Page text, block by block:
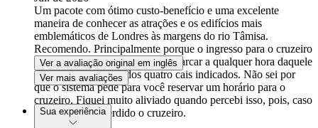
Um pacote com ótimo custo-benefício e uma excelente
maneira de conhecer as atrações e os edifícios mais
emblemáticos de Londres às margens do rio Tâmisa.
Recomendo. Principalmente porque o ingresso para o cruzeiro
fluvial é flexível; você pode embarcar a qualquer hora daquele
dia em qualquer um dos quatro cais indicados. Não sei por
que o sistema pede para você reservar um horário para o
cruzeiro. Fiquei muito aliviado quando percebi isso, pois, caso
contrário, teria perdido o cruzeiro.
Ver a avaliação original em inglês
Ver mais avaliações
Sua experiência